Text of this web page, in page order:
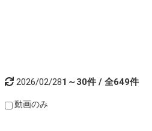
2026/02/281～30件 / 全649件
動画のみ